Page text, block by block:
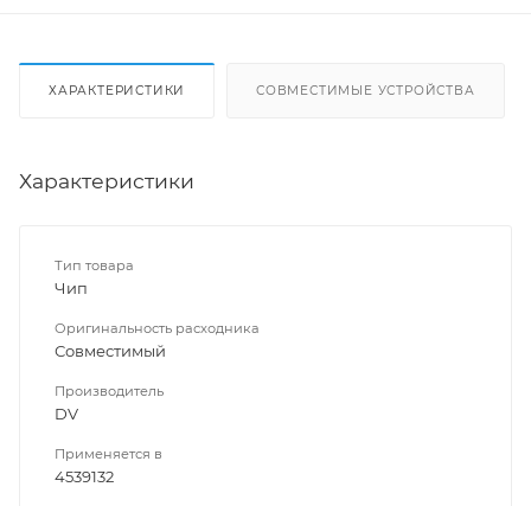
ХАРАКТЕРИСТИКИ СОВМЕСТИМЫЕ УСТРОЙСТВА
Характеристики
Тип товара
Чип
Оригинальность расходника
Совместимый
Производитель
DV
Применяется в
4539132